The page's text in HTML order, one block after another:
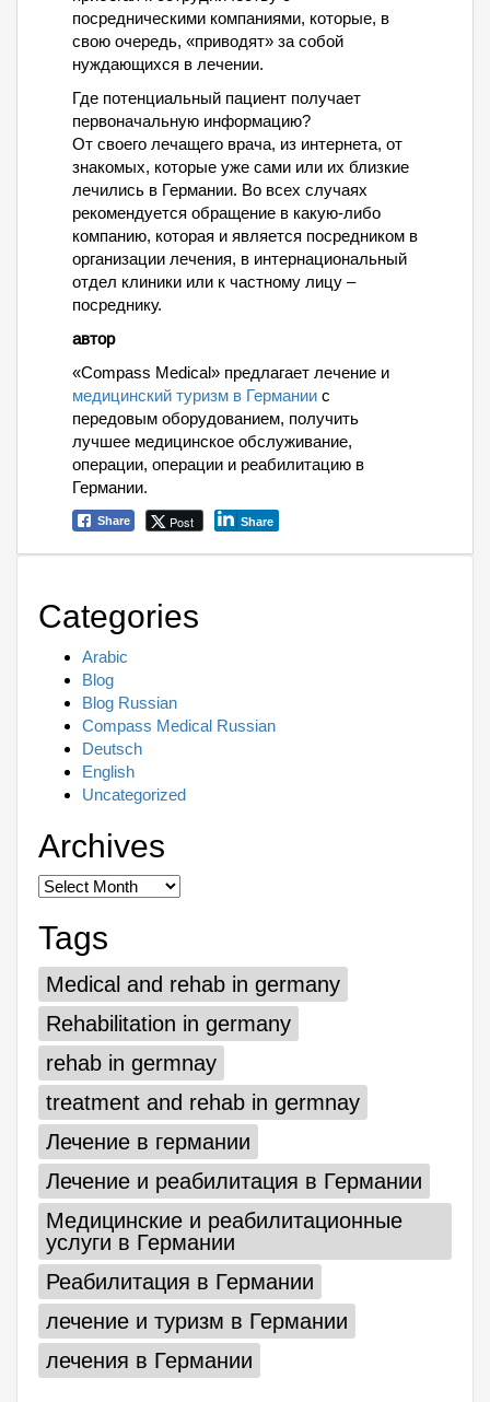
посредническими компаниями, которые, в
свою очередь, «приводят» за собой
нуждающихся в лечении.
Где потенциальный пациент получает
первоначальную информацию?
От своего лечащего врача, из интернета, от
знакомых, которые уже сами или их близкие
лечились в Германии. Во всех случаях
рекомендуется обращение в какую-либо
компанию, которая и является посредником в
организации лечения, в интернациональный
отдел клиники или к частному лицу –
посреднику.
автор
«Compass Medical» предлагает лечение и
медицинский туризм в Германии с
передовым оборудованием, получить
лучшее медицинское обслуживание,
операции, операции и реабилитацию в
Германии.
Share Post Share
Categories
Arabic
Blog
Blog Russian
Compass Medical Russian
Deutsch
English
Uncategorized
Archives
Archives
Tags
Medical and rehab in germany
Rehabilitation in germany
rehab in germnay
treatment and rehab in germnay
Лечение в германии
Лечение и реабилитация в Германии
Медицинские и реабилитационные
услуги в Германии
Реабилитация в Германии
лечение и туризм в Германии
лечения в Германии